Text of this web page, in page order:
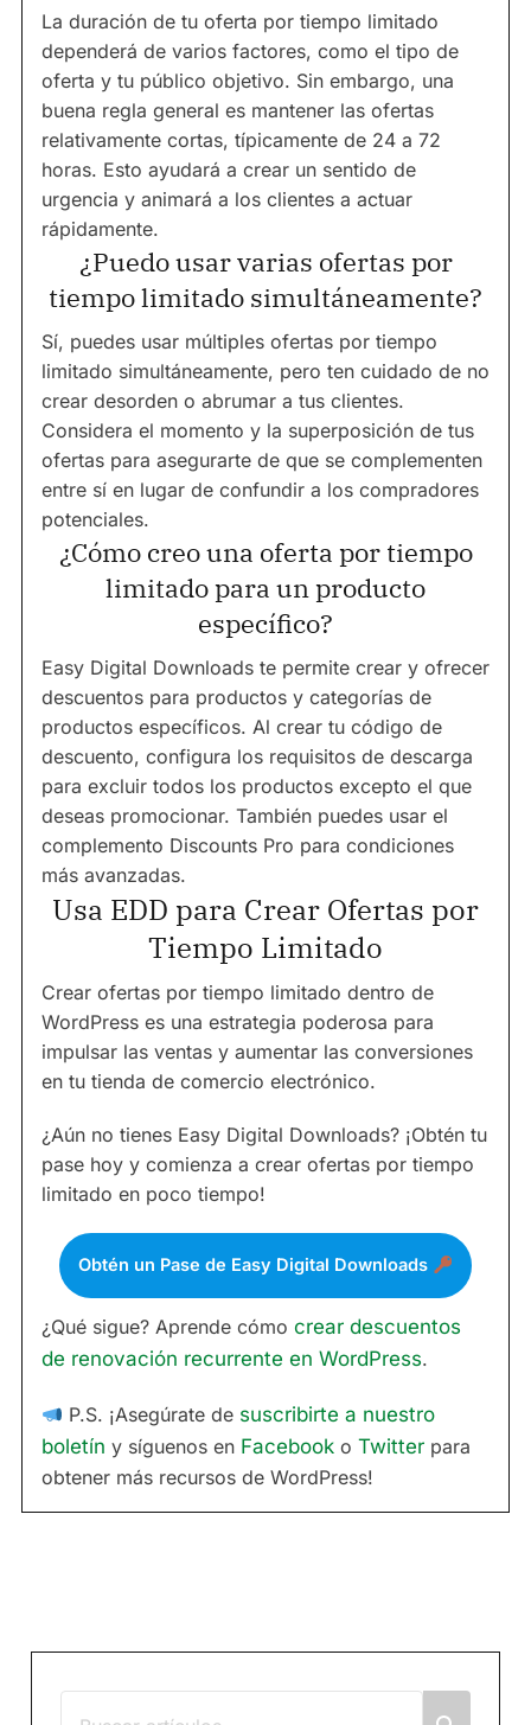
La duración de tu oferta por tiempo limitado
dependerá de varios factores, como el tipo de
oferta y tu público objetivo. Sin embargo, una
buena regla general es mantener las ofertas
relativamente cortas, típicamente de 24 a 72
horas. Esto ayudará a crear un sentido de
urgencia y animará a los clientes a actuar
rápidamente.
¿Puedo usar varias ofertas por
tiempo limitado simultáneamente?
Sí, puedes usar múltiples ofertas por tiempo
limitado simultáneamente, pero ten cuidado de no
crear desorden o abrumar a tus clientes.
Considera el momento y la superposición de tus
ofertas para asegurarte de que se complementen
entre sí en lugar de confundir a los compradores
potenciales.
¿Cómo creo una oferta por tiempo
limitado para un producto
específico?
Easy Digital Downloads te permite crear y ofrecer
descuentos para productos y categorías de
productos específicos. Al crear tu código de
descuento, configura los requisitos de descarga
para excluir todos los productos excepto el que
deseas promocionar. También puedes usar el
complemento Discounts Pro para condiciones
más avanzadas.
Usa EDD para Crear Ofertas por
Tiempo Limitado
Crear ofertas por tiempo limitado dentro de
WordPress es una estrategia poderosa para
impulsar las ventas y aumentar las conversiones
en tu tienda de comercio electrónico.
¿Aún no tienes Easy Digital Downloads? ¡Obtén tu
pase hoy y comienza a crear ofertas por tiempo
limitado en poco tiempo!
Obtén un Pase de Easy Digital Downloads
¿Qué sigue? Aprende cómo crear descuentos
de renovación recurrente en WordPress.
P.S. ¡Asegúrate de suscribirte a nuestro
boletín y síguenos en Facebook o Twitter para
obtener más recursos de WordPress!